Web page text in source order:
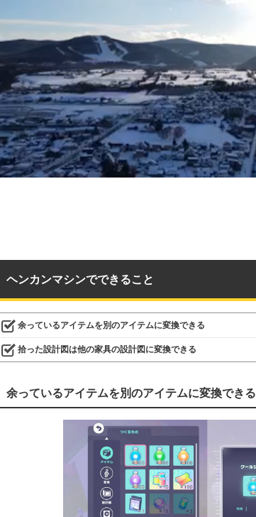
ヘンカンマシンでできること
余っているアイテムを別のアイテムに変換できる
拾った設計図は他の家具の設計図に変換できる
余っているアイテムを別のアイテムに変換できる